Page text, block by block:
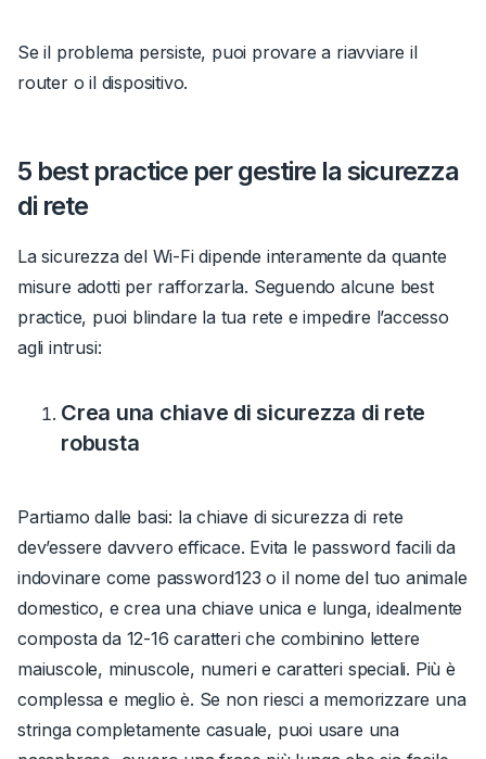
Se il problema persiste, puoi provare a riavviare il
router o il dispositivo.
5 best practice per gestire la sicurezza
di rete
La sicurezza del Wi-Fi dipende interamente da quante
misure adotti per rafforzarla. Seguendo alcune best
practice, puoi blindare la tua rete e impedire l’accesso
agli intrusi:
Crea una chiave di sicurezza di rete
robusta
Partiamo dalle basi: la chiave di sicurezza di rete
dev’essere davvero efficace. Evita le password facili da
indovinare come password123 o il nome del tuo animale
domestico, e crea una chiave unica e lunga, idealmente
composta da 12-16 caratteri che combinino lettere
maiuscole, minuscole, numeri e caratteri speciali. Più è
complessa e meglio è. Se non riesci a memorizzare una
stringa completamente casuale, puoi usare una